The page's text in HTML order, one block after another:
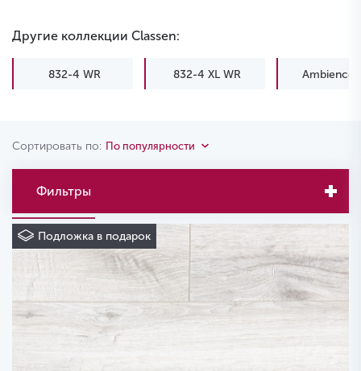
Другие коллекции Classen:
832-4 WR 832-4 XL WR Ambience
Сортировать по: По популярности
Фильтры
Подложка в подарок